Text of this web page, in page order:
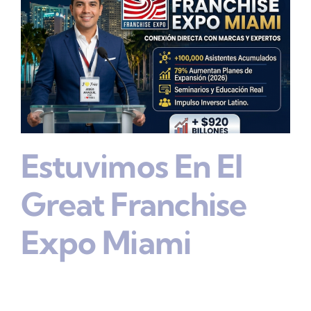
Estuvimos En El
Great Franchise
Expo Miami